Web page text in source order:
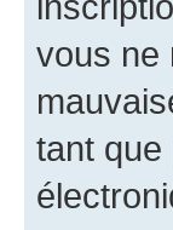
vous ne
tant que